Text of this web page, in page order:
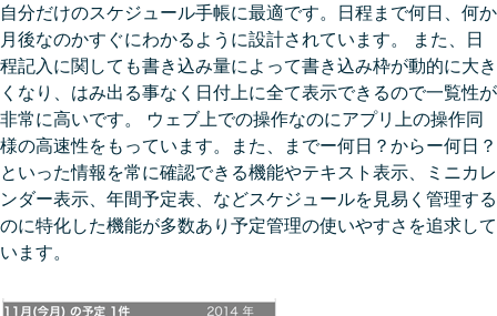
自分だけのスケジュール手帳に最適です。日程まで何日、何か
月後なのかすぐにわかるように設計されています。 また、日
程記入に関しても書き込み量によって書き込み枠が動的に大き
くなり、はみ出る事なく日付上に全て表示できるので一覧性が
非常に高いです。 ウェブ上での操作なのにアプリ上の操作同
様の高速性をもっています。また、までー何日？からー何日？
といった情報を常に確認できる機能やテキスト表示、ミニカレ
ンダー表示、年間予定表、などスケジュールを見易く管理する
のに特化した機能が多数あり予定管理の使いやすさを追求して
います。